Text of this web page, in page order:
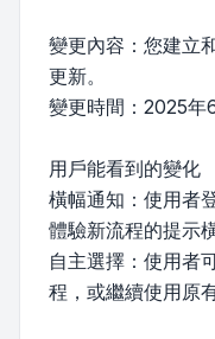
變更內容：您建立
更新。
變更時間：2025年
用戶能看到的變化
橫幅通知：使用者
體驗新流程的提示橫
自主選擇：使用者
程，或繼續使用原